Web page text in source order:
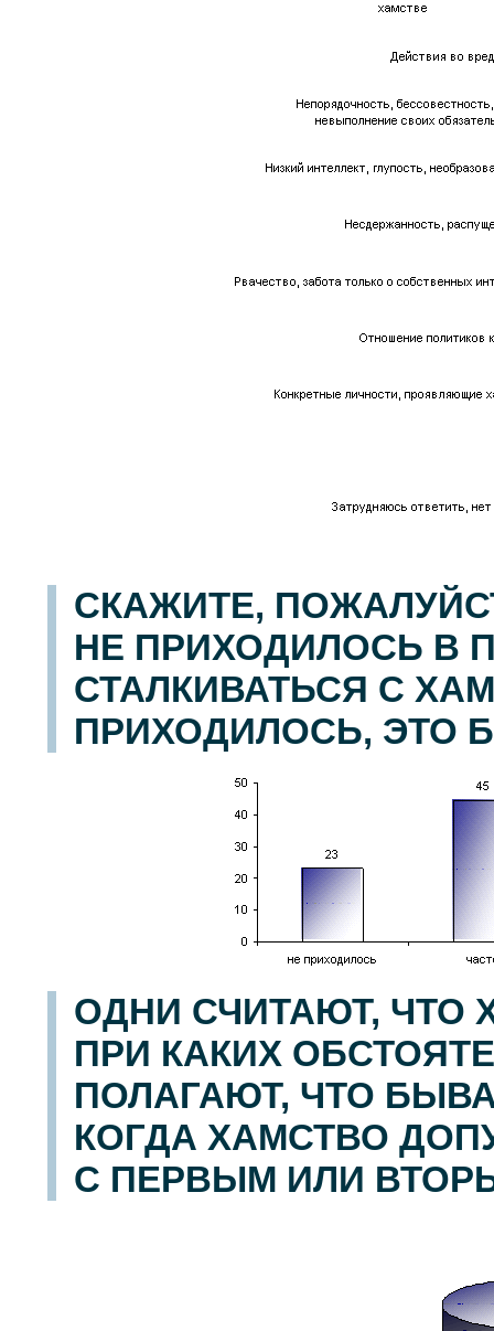
СКАЖИТЕ,
НЕ ПРИХОДИЛОСЬ В
СТАЛКИВАТЬСЯ С
ПРИХОДИЛОСЬ, ЭТО
ОДНИ СЧИТАЮТ, ЧТО
ПРИ КАКИХ
ПОЛАГАЮТ, ЧТО
КОГДА ХАМСТВО
С ПЕРВЫМ ИЛИ